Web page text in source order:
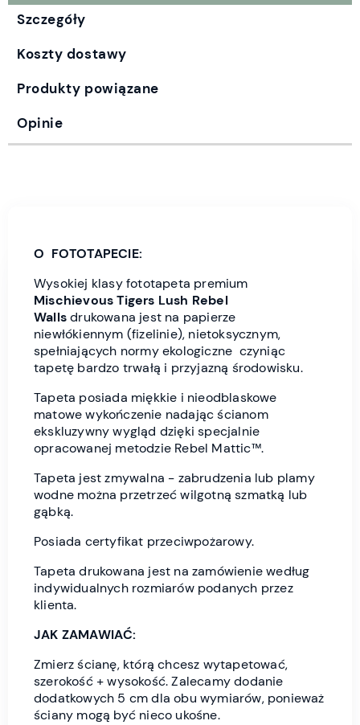
Szczegóły
Koszty dostawy
Produkty powiązane
Opinie
O FOTOTAPECIE:
Wysokiej klasy fototapeta premium
Mischievous Tigers Lush Rebel
Wallsdrukowana jest na papierze
niewłókiennym (fizelinie), nietoksycznym,
spełniających normy ekologiczne czyniąc
tapetę bardzo trwałą i przyjazną środowisku.
Tapeta posiada miękkie i nieodblaskowe
matowe wykończenie nadając ścianom
ekskluzywny wygląd dzięki specjalnie
opracowanej metodzie Rebel Mattic™.
Tapeta jest zmywalna - zabrudzenia lub plamy
wodne można przetrzeć wilgotną szmatką lub
gąbką.
Posiada certyfikat przeciwpożarowy.
Tapeta drukowana jest na zamówienie według
indywidualnych rozmiarów podanych przez
klienta.
JAK ZAMAWIAĆ:
Zmierz ścianę, którą chcesz wytapetować,
szerokość + wysokość. Zalecamy dodanie
dodatkowych 5 cm dla obu wymiarów, ponieważ
ściany mogą być nieco ukośne.